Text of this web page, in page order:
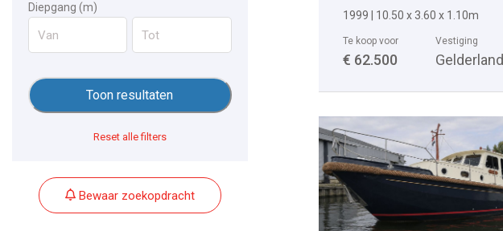
Diepgang (m)
Reset alle filters
Bewaar zoekopdracht
1999 | 10.50 x 3.60 x 1.10m
Te koop voor
€ 62.500
Vestiging
Gelderland